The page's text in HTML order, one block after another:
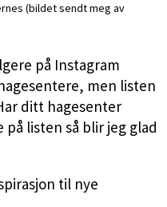
(bildet sendt meg av
på Instagram
men listen
ditt hagesenter
listen så blir jeg glad
til nye